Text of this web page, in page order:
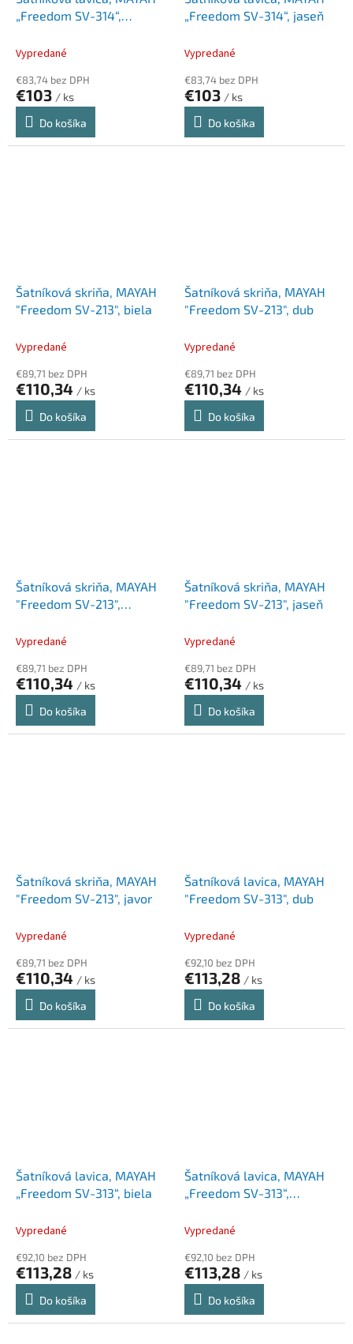
„Freedom SV-314“,
Vypredané
€83,74 bez DPH
€103 / ks
Do košíka
„Freedom SV-314“, jaseň
Vypredané
€83,74 bez DPH
€103 / ks
Do košíka
Šatníková skriňa, MAYAH
"Freedom SV-213", biela
Vypredané
€89,71 bez DPH
€110,34 / ks
Do košíka
Šatníková skriňa, MAYAH
"Freedom SV-213", dub
Vypredané
€89,71 bez DPH
€110,34 / ks
Do košíka
Šatníková skriňa, MAYAH
"Freedom SV-213",
Vypredané
€89,71 bez DPH
€110,34 / ks
Do košíka
Šatníková skriňa, MAYAH
"Freedom SV-213", jaseň
Vypredané
€89,71 bez DPH
€110,34 / ks
Do košíka
Šatníková skriňa, MAYAH
"Freedom SV-213", javor
Vypredané
€89,71 bez DPH
€110,34 / ks
Do košíka
Šatníková lavica, MAYAH
"Freedom SV-313", dub
Vypredané
€92,10 bez DPH
€113,28 / ks
Do košíka
Šatníková lavica, MAYAH
„Freedom SV-313“, biela
Vypredané
€92,10 bez DPH
€113,28 / ks
Do košíka
Šatníková lavica, MAYAH
„Freedom SV-313“,
Vypredané
€92,10 bez DPH
€113,28 / ks
Do košíka